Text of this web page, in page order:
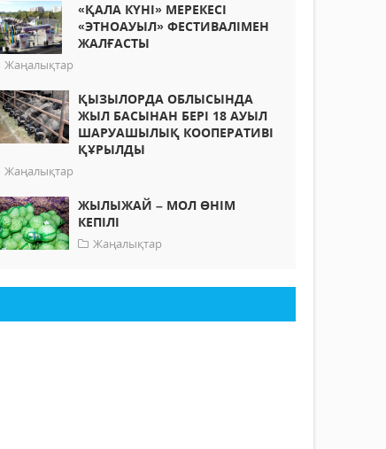
«ҚАЛА КҮНІ» МЕРЕКЕСІ
«ЭТНОАУЫЛ» ФЕСТИВАЛІМЕН
ЖАЛҒАСТЫ
Жаңалықтар
ҚЫЗЫЛОРДА ОБЛЫСЫНДА
ЖЫЛ БАСЫНАН БЕРІ 18 АУЫЛ
ШАРУАШЫЛЫҚ КООПЕРАТИВІ
ҚҰРЫЛДЫ
Жаңалықтар
ЖЫЛЫЖАЙ – МОЛ ӨНІМ
КЕПІЛІ
Жаңалықтар